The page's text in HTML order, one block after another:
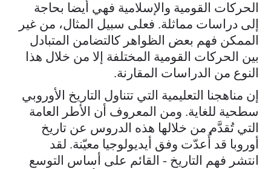
الحركات القومية والإسلامية فهي أيضا بحاجة
إلى دراسات مماثلة. فعلى سبيل المثال، من غير
الممكن فهم بعض الظواهر كالتضامن المتبادل
بين الحركات القومية المختلفة إلا من خلال هذا
النوع من الدراسات المقارنة.
إن مناهجنا التعليمية التي تتناول التاريخ الأوروبي
سطحية للغاية. ومن المعروف أن الأطر العامة
التي تُقدَّم من خلالها هذه الدروس عن تاريخ
أوروبا قد أُعدّت وفق أيديولوجيا معيّنة. لقد
انتشر فهم التاريخ - القائم على أساس التوسع